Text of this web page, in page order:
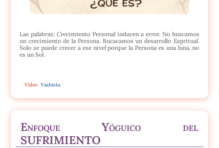
Las palabras; Crecimiento Personal inducen a error. No buscamos
un crecimiento de la Persona. Bucacamos un desarrollo Espritual.
Solo se puede crecer a ese nivel porque la Persona es una luna, no
es un Sol.
Vídeo Vashista
Enfoque Yóguico del
SUFRIMIENTO